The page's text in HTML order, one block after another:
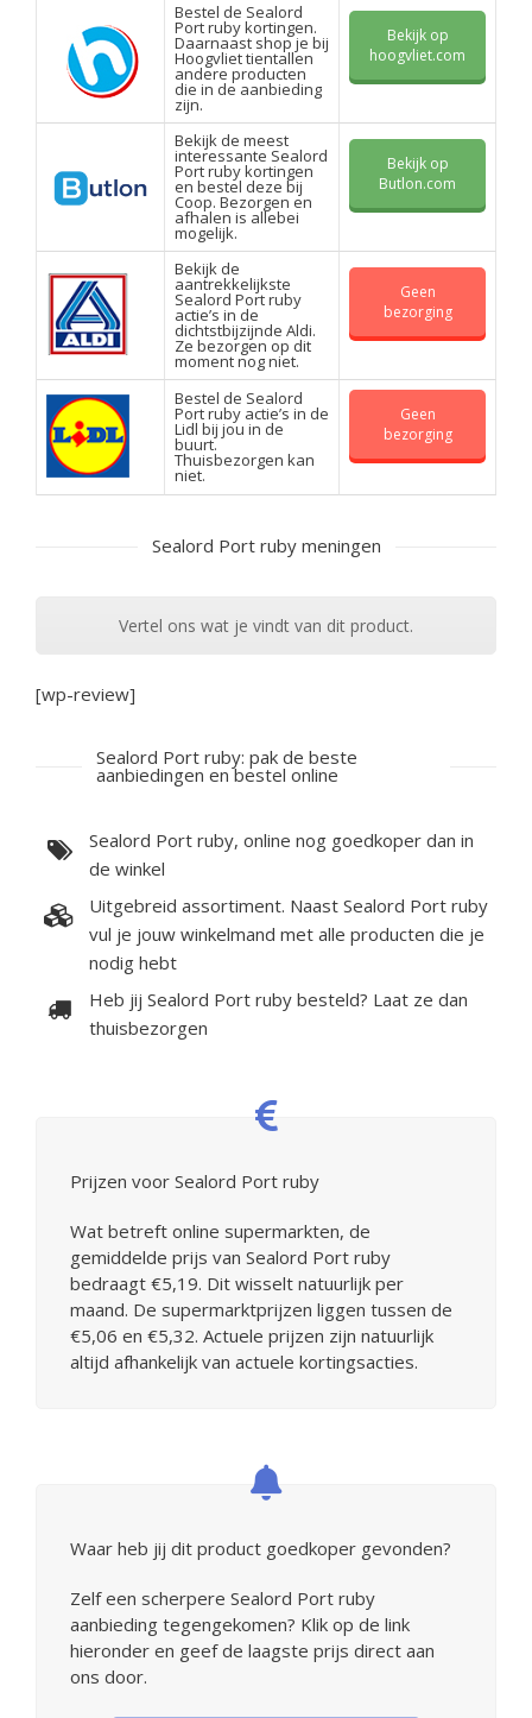
Bestel de Sealord
Port ruby kortingen.
Daarnaast shop je bij
Hoogvliet tientallen
andere producten
die in de aanbieding
zijn.
Bekijk op
hoogvliet.com
Bekijk de meest
interessante Sealord
Port ruby kortingen
en bestel deze bij
Coop. Bezorgen en
afhalen is allebei
mogelijk.
Bekijk op
Butlon.com
Bekijk de
aantrekkelijkste
Sealord Port ruby
actie’s in de
dichtstbijzijnde Aldi.
Ze bezorgen op dit
moment nog niet.
Geen
bezorging
Bestel de Sealord
Port ruby actie’s in de
Lidl bij jou in de
buurt.
Thuisbezorgen kan
niet.
Geen
bezorging
Sealord Port ruby meningen
Vertel ons wat je vindt van dit product.
[wp-review]
Sealord Port ruby: pak de beste
aanbiedingen en bestel online
Sealord Port ruby, online nog goedkoper dan in
de winkel
Uitgebreid assortiment. Naast Sealord Port ruby
vul je jouw winkelmand met alle producten die je
nodig hebt
Heb jij Sealord Port ruby besteld? Laat ze dan
thuisbezorgen
Prijzen voor Sealord Port ruby
Wat betreft online supermarkten, de
gemiddelde prijs van Sealord Port ruby
bedraagt €5,19. Dit wisselt natuurlijk per
maand. De supermarktprijzen liggen tussen de
€5,06 en €5,32. Actuele prijzen zijn natuurlijk
altijd afhankelijk van actuele kortingsacties.
Waar heb jij dit product goedkoper gevonden?
Zelf een scherpere Sealord Port ruby
aanbieding tegengekomen? Klik op de link
hieronder en geef de laagste prijs direct aan
ons door.